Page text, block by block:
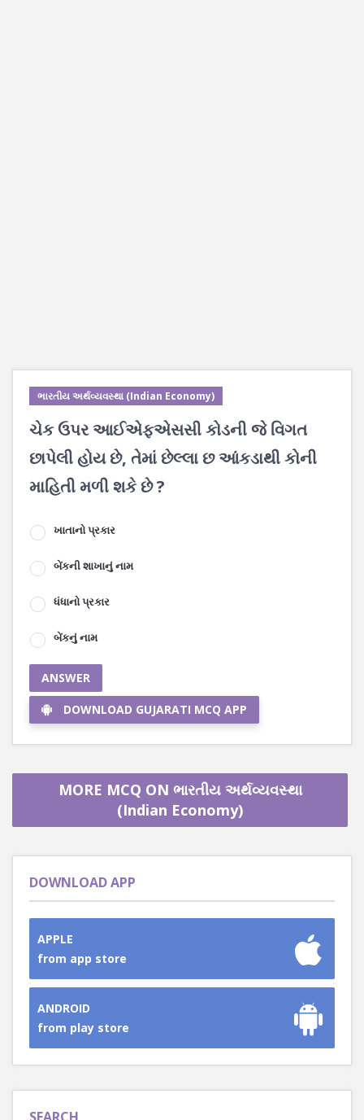
ભારતીય અર્થવ્યવસ્થા (Indian Economy)
ચેક ઉપર આઈએફએસસી કોડની જે વિગત
છાપેલી હોય છે, તેમાં છેલ્લા છ આંકડાથી કોની
માહિતી મળી શકે છે ?
ખાતાનો પ્રકાર
બેંકની શાખાનું નામ
ધંધાનો પ્રકાર
બેંકનું નામ
ANSWER
DOWNLOAD GUJARATI MCQ APP
MORE MCQ ON ભારતીય અર્થવ્યવસ્થા
(Indian Economy)
DOWNLOAD APP
APPLE
from app store
ANDROID
from play store